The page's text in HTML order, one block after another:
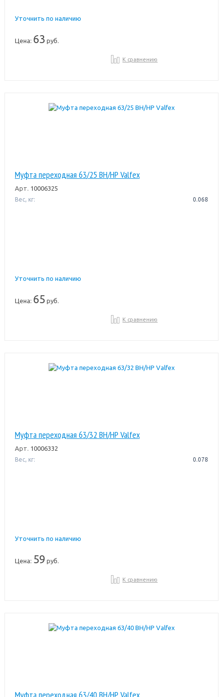
Уточнить по наличию
Цена: 63 руб.
К сравнению
Муфта переходная 63/25 ВН/НР Valfex
Арт. 10006325
Вес, кг: 0.068
Уточнить по наличию
Цена: 65 руб.
К сравнению
Муфта переходная 63/32 ВН/НР Valfex
Арт. 10006332
Вес, кг: 0.078
Уточнить по наличию
Цена: 59 руб.
К сравнению
Муфта переходная 63/40 ВН/НР Valfex